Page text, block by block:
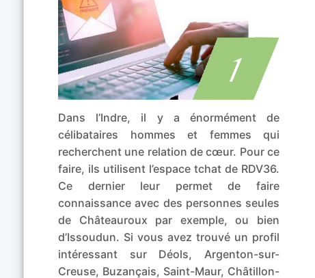
Dans l’Indre, il y a énormément de
célibataires hommes et femmes qui
recherchent une relation de cœur. Pour ce
faire, ils utilisent l’espace tchat de RDV36.
Ce dernier leur permet de faire
connaissance avec des personnes seules
de Châteauroux par exemple, ou bien
d’Issoudun. Si vous avez trouvé un profil
intéressant sur Déols, Argenton-sur-
Creuse, Buzançais, Saint-Maur, Châtillon-